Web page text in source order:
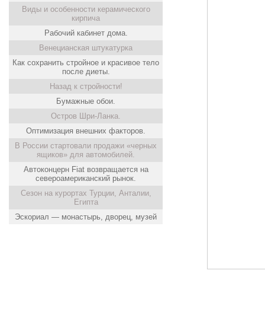
Виды и особенности керамического
кирпича
Рабочий кабинет дома.
Венецианская штукатурка
Как сохранить стройное и красивое тело
после диеты.
Назад к стройности!
Бумажные обои.
Остров Шри-Ланка.
Оптимизация внешних факторов.
В России стартовали продажи «черных
ящиков» для автомобилей.
Автоконцерн Fiat возвращается на
североамериканский рынок.
Cезон на курортах Турции, Анталии,
Египта
Эскориал — монастырь, дворец, музей